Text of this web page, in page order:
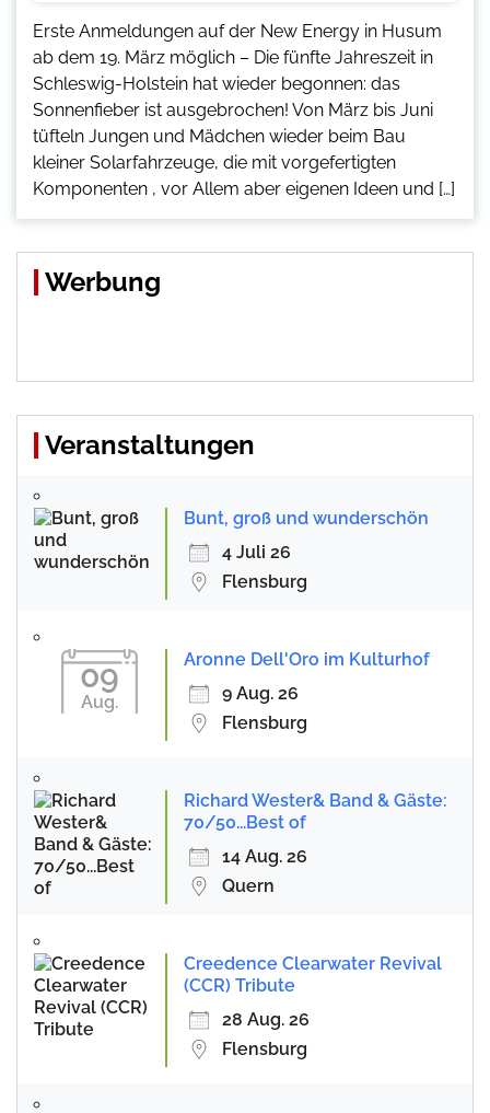
Erste Anmeldungen auf der New Energy in Husum
ab dem 19. März möglich – Die fünfte Jahreszeit in
Schleswig-Holstein hat wieder begonnen: das
Sonnenfieber ist ausgebrochen! Von März bis Juni
tüfteln Jungen und Mädchen wieder beim Bau
kleiner Solarfahrzeuge, die mit vorgefertigten
Komponenten , vor Allem aber eigenen Ideen und […]
Werbung
Veranstaltungen
Bunt, groß und wunderschön
4 Juli 26
Flensburg
09
Aug.
Aronne Dell'Oro im Kulturhof
9 Aug. 26
Flensburg
Richard Wester& Band & Gäste:
70/50...Best of
14 Aug. 26
Quern
Creedence Clearwater Revival
(CCR) Tribute
28 Aug. 26
Flensburg